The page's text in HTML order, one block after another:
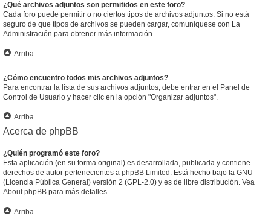
¿Qué archivos adjuntos son permitidos en este foro?
Cada foro puede permitir o no ciertos tipos de archivos adjuntos. Si no está
seguro de que tipos de archivos se pueden cargar, comuníquese con La
Administración para obtener más información.
Arriba
¿Cómo encuentro todos mis archivos adjuntos?
Para encontrar la lista de sus archivos adjuntos, debe entrar en el Panel de
Control de Usuario y hacer clic en la opción "Organizar adjuntos".
Arriba
Acerca de phpBB
¿Quién programó este foro?
Esta aplicación (en su forma original) es desarrollada, publicada y contiene
derechos de autor pertenecientes a phpBB Limited . Está hecho bajo la GNU
(Licencia Pública General) versión 2 (GPL-2.0) y es de libre distribución. Vea
About phpBB para más detalles.
Arriba